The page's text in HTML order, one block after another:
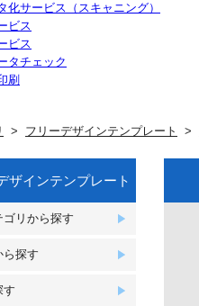
化サービス（スキャニング）
ビス
ビス
タチェック
刷
フリーデザインテンプレート
ザインテンプレート
ゴリから探す
ら探す
す